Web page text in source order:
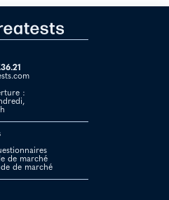
:
de marché
de marché